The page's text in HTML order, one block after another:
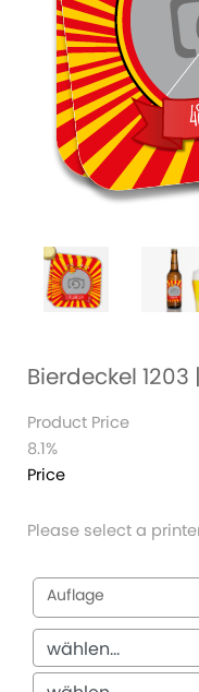
Product Price
8.1%
Price
Please select a
Auflage